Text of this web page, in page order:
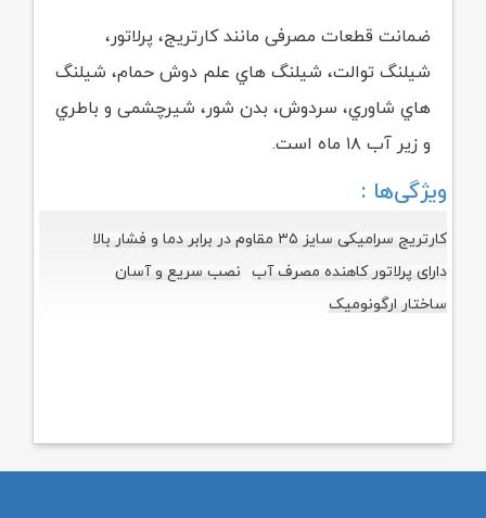
ضمانت قطعات مصرفی مانند کارتریج، پرلاتور،
شیلنگ توالت، شیلنگ هاي علم دوش حمام، شیلنگ
هاي شاوري، سردوش، بدن شور، شیرچشمی و باطري
و زیر آب ۱۸ ماه است.
ویژگی‌ها :
کارتریج سرامیکی سایز ۳۵ مقاوم در برابر دما و فشار بالا
دارای پرلاتور کاهنده مصرف آب نصب سریع و آسان
ساختار ارگونومیک